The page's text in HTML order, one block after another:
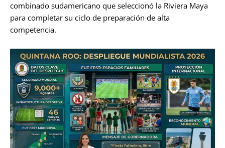
combinado sudamericano que seleccionó la Riviera Maya
para completar su ciclo de preparación de alta
competencia.